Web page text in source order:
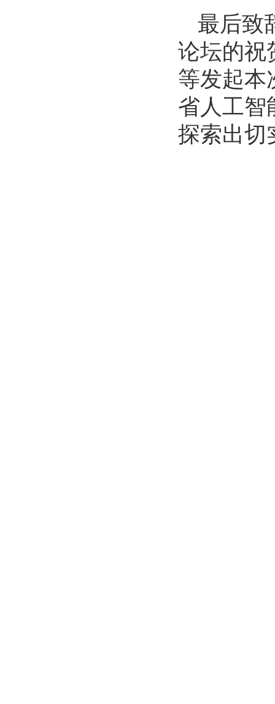
最后致
论坛的祝
等发起本
省人工智
探索出切